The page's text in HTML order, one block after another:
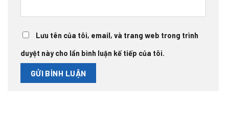
Lưu tên của tôi, email, và trang web trong trình
duyệt này cho lần bình luận kế tiếp của tôi.